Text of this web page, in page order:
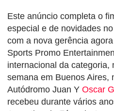
Este anúncio completa o
especial e de novidades
com a nova gerência
Sports Promo
internacional da categoria,
semana em Buenos Aires,
Autódromo Juan Y Oscar
recebeu durante vários